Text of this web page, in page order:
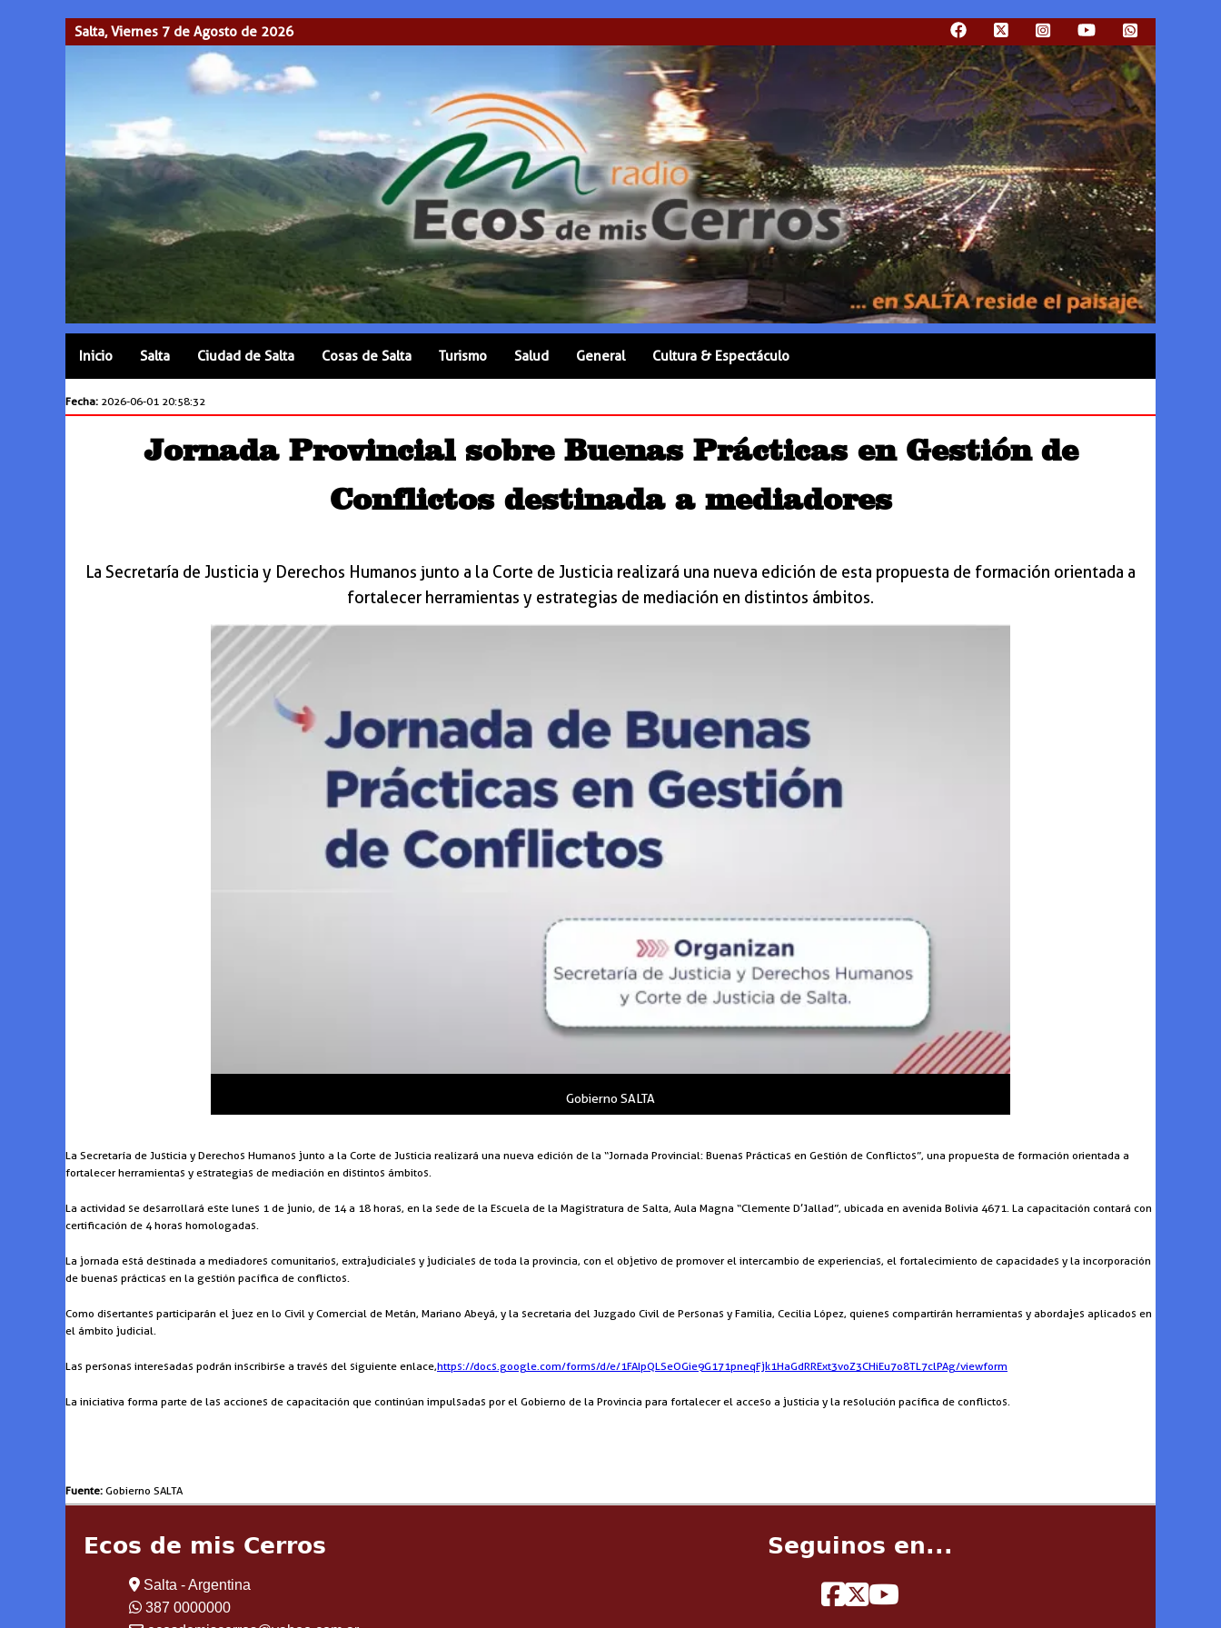
Salta, Viernes 7 de Agosto de 2026
Inicio Salta Ciudad de Salta Cosas de Salta Turismo Salud General Cultura & Espectáculo
Fecha: 2026-06-01 20:58:32
Jornada Provincial sobre Buenas Prácticas en Gestión de
Conflictos destinada a mediadores
La Secretaría de Justicia y Derechos Humanos junto a la Corte de Justicia realizará una nueva edición de esta propuesta de formación orientada a
fortalecer herramientas y estrategias de mediación en distintos ámbitos.
Gobierno SALTA
La Secretaría de Justicia y Derechos Humanos junto a la Corte de Justicia realizará una nueva edición de la “Jornada Provincial: Buenas Prácticas en Gestión de Conflictos”, una propuesta de formación orientada a
fortalecer herramientas y estrategias de mediación en distintos ámbitos.
La actividad se desarrollará este lunes 1 de junio, de 14 a 18 horas, en la sede de la Escuela de la Magistratura de Salta, Aula Magna “Clemente D’Jallad”, ubicada en avenida Bolivia 4671. La capacitación contará con
certificación de 4 horas homologadas.
La jornada está destinada a mediadores comunitarios, extrajudiciales y judiciales de toda la provincia, con el objetivo de promover el intercambio de experiencias, el fortalecimiento de capacidades y la incorporación
de buenas prácticas en la gestión pacífica de conflictos.
Como disertantes participarán el juez en lo Civil y Comercial de Metán, Mariano Abeyá, y la secretaria del Juzgado Civil de Personas y Familia, Cecilia López, quienes compartirán herramientas y abordajes aplicados en
el ámbito judicial.
Las personas interesadas podrán inscribirse a través del siguiente enlace,https://docs.google.com/forms/d/e/1FAIpQLSeOGie9G171pneqFjk1HaGdRRExt3voZ3CHiEu7o8TL7clPAg/viewform
La iniciativa forma parte de las acciones de capacitación que continúan impulsadas por el Gobierno de la Provincia para fortalecer el acceso a justicia y la resolución pacífica de conflictos.
Fuente: Gobierno SALTA
Ecos de mis Cerros
Salta - Argentina
387 0000000
Seguinos en...